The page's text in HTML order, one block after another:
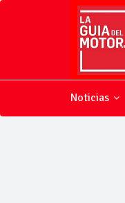
Noticias